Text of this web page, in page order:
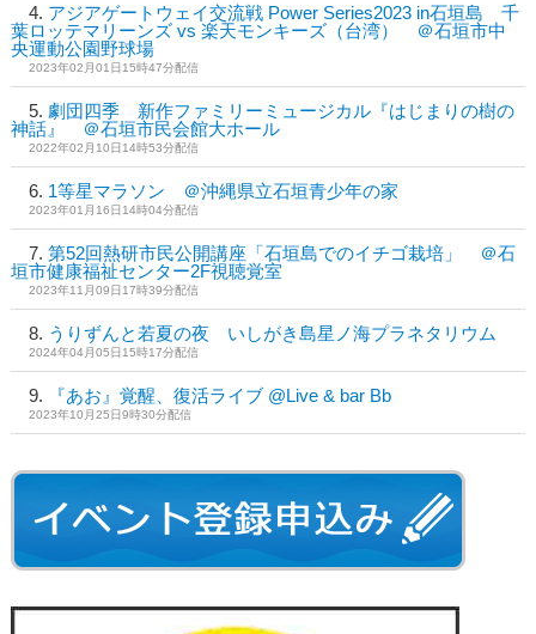
アジアゲートウェイ交流戦 Power Series2023 in石垣島 千
葉ロッテマリーンズ vs 楽天モンキーズ（台湾） ＠石垣市中
央運動公園野球場
2023年02月01日15時47分配信
劇団四季 新作ファミリーミュージカル『はじまりの樹の
神話』 ＠石垣市民会館大ホール
2022年02月10日14時53分配信
1等星マラソン ＠沖縄県立石垣青少年の家
2023年01月16日14時04分配信
第52回熱研市民公開講座「石垣島でのイチゴ栽培」 ＠石
垣市健康福祉センター2F視聴覚室
2023年11月09日17時39分配信
うりずんと若夏の夜 いしがき島星ノ海プラネタリウム
2024年04月05日15時17分配信
『あお』覚醒、復活ライブ @Live & bar Bb
2023年10月25日9時30分配信